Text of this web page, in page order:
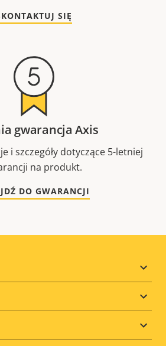
SIĘ
gwarancja Axis
i szczegóły dotyczące 5-letniej
na produkt.
DO GWARANCJI